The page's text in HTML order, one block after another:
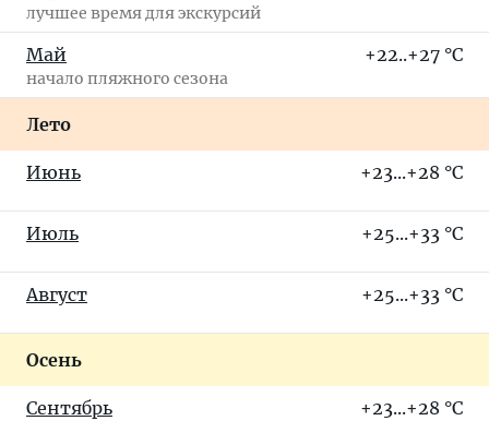
лучшее время для экскурсий
Май
начало пляжного сезона
+22..+27 °C
Лето
Июнь +23...+28 °C
Июль +25...+33 °C
Август +25...+33 °C
Осень
Сентябрь +23...+28 °C